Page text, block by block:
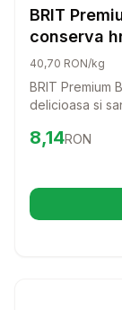
BRIT
conserva
(pate), 200g
40,70 RON/kg
BRIT Premium
delicioasa si
conserva
Preț:8.14
8,14RON